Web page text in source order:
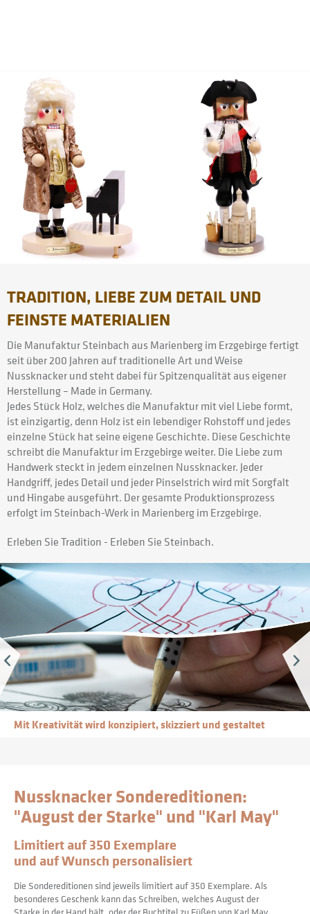
TRADITION, LIEBE ZUM DETAIL UND
FEINSTE MATERIALIEN
Die Manufaktur Steinbach aus Marienberg im Erzgebirge fertigt
seit über 200 Jahren auf traditionelle Art und Weise
Nussknacker und steht dabei für Spitzenqualität aus eigener
Herstellung – Made in Germany.
Jedes Stück Holz, welches die Manufaktur mit viel Liebe formt,
ist einzigartig, denn Holz ist ein lebendiger Rohstoff und jedes
einzelne Stück hat seine eigene Geschichte. Diese Geschichte
schreibt die Manufaktur im Erzgebirge weiter. Die Liebe zum
Handwerk steckt in jedem einzelnen Nussknacker. Jeder
Handgriff, jedes Detail und jeder Pinselstrich wird mit Sorgfalt
und Hingabe ausgeführt. Der gesamte Produktionsprozess
erfolgt im Steinbach-Werk in Marienberg im Erzgebirge.
Erleben Sie Tradition - Erleben Sie Steinbach.
Mit Hingabe werden Farben und Muster bemustert
Nussknacker Sondereditionen:
"August der Starke" und "Karl May"
Limitiert auf 350 Exemplare
und auf Wunsch personalisiert
Die Sondereditionen sind jeweils limitiert auf 350 Exemplare. Als
besonderes Geschenk kann das Schreiben, welches August der